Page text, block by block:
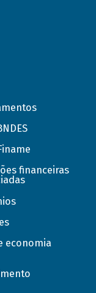
financeiras
economia